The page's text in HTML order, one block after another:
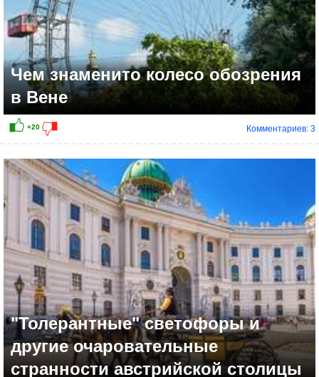
Чем знаменито колесо обозрения
в Вене
Комментариев: 3
"Толерантные" светофоры и
другие очаровательные
странности австрийской столицы